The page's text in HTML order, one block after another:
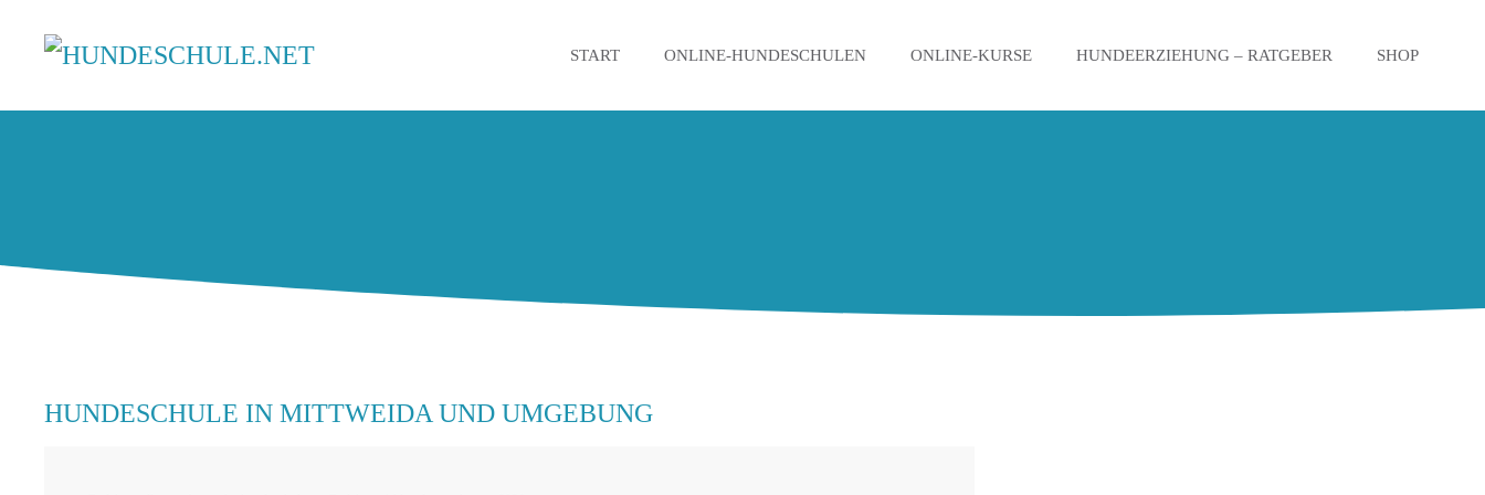
START ONLINE-HUNDESCHULEN ONLINE-KURSE HUNDEERZIEHUNG – RATGEBER SHOP
HUNDESCHULE IN MITTWEIDA UND UMGEBUNG